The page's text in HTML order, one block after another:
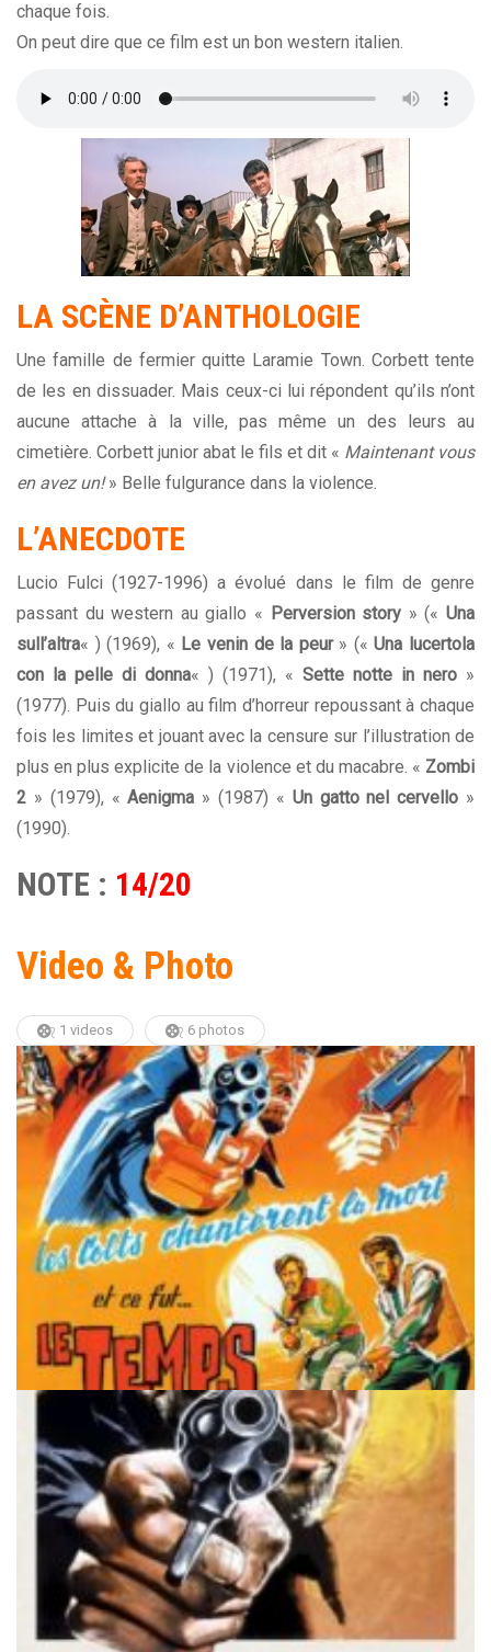
chaque fois.
On peut dire que ce film est un bon western italien.
LA SCÈNE D’ANTHOLOGIE
Une famille de fermier quitte Laramie Town. Corbett tente
de les en dissuader. Mais ceux-ci lui répondent qu’ils n’ont
aucune attache à la ville, pas même un des leurs au
cimetière. Corbett junior abat le fils et dit « Maintenant vous
en avez un!» Belle fulgurance dans la violence.
L’ANECDOTE
Lucio Fulci (1927-1996) a évolué dans le film de genre
passant du western au giallo « Perversion story » («Una
sull’altra« ) (1969), « Le venin de la peur» («Una lucertola
con la pelle di donna« ) (1971), « Sette notte in nero »
(1977). Puis du giallo au film d’horreur repoussant à chaque
fois les limites et jouant avec la censure sur l’illustration de
plus en plus explicite de la violence et du macabre. « Zombi
2 » (1979), «Aenigma » (1987) « Un gatto nel cervello »
(1990).
NOTE : 14/20
Video & Photo
1 videos 6 photos